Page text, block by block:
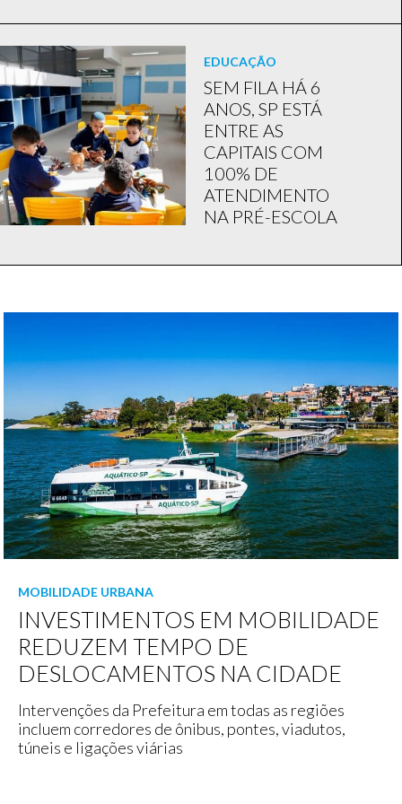
EDUCAÇÃO
SEM FILA HÁ 6
ANOS, SP ESTÁ
ENTRE AS
CAPITAIS COM
100% DE
ATENDIMENTO
NA PRÉ-ESCOLA
MOBILIDADE URBANA
INVESTIMENTOS EM MOBILIDADE
REDUZEM TEMPO DE
DESLOCAMENTOS NA CIDADE
Intervenções da Prefeitura em todas as regiões
incluem corredores de ônibus, pontes, viadutos,
túneis e ligações viárias